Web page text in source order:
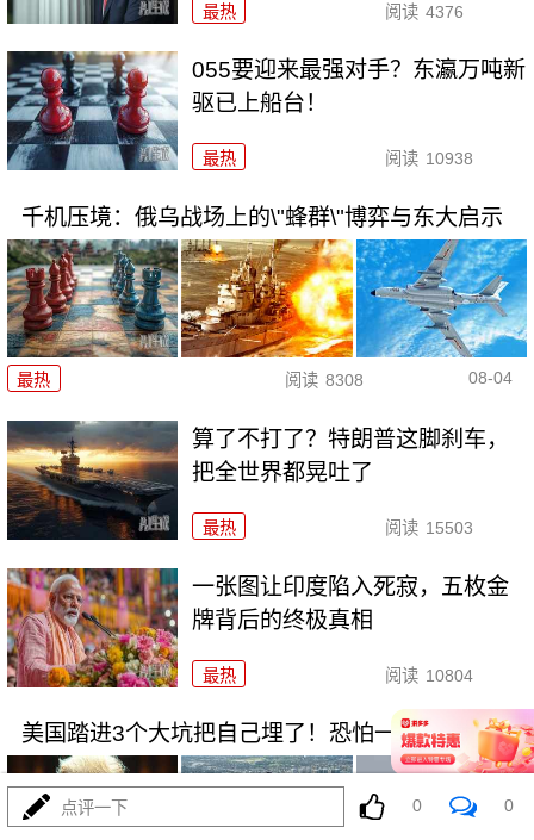
最热 阅读 4376
055要迎来最强对手？东瀛万吨新
驱已上船台！
最热 阅读 10938
千机压境：俄乌战场上的\"蜂群\"博弈与东大启示
最热 阅读 8308 08-04
算了不打了？特朗普这脚刹车，
把全世界都晃吐了
最热 阅读 15503
一张图让印度陷入死寂，五枚金
牌背后的终极真相
最热 阅读 10804
美国踏进3个大坑把自己埋了！恐怕一个都爬不出
点评一下 0 0